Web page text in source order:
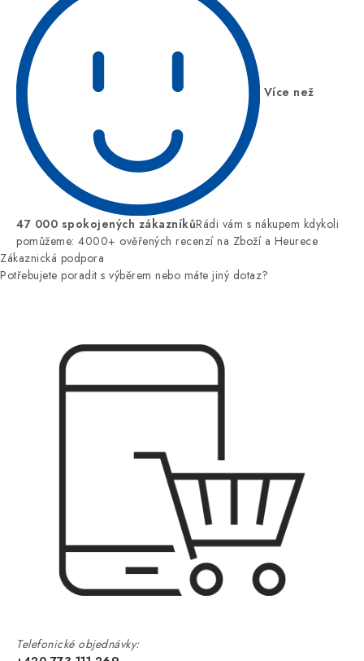
Více než
47 000 spokojených zákazníkůRádi vám s nákupem kdykoli
pomůžeme: 4000+ ověřených recenzí na Zboží a Heurece
Zákaznická podpora
Potřebujete poradit s výběrem nebo máte jiný dotaz?
Telefonické objednávky: